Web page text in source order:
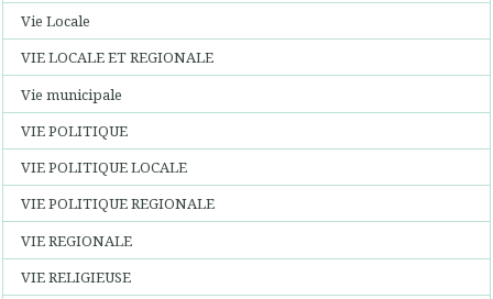
Vie Locale
VIE LOCALE ET REGIONALE
Vie municipale
VIE POLITIQUE
VIE POLITIQUE LOCALE
VIE POLITIQUE REGIONALE
VIE REGIONALE
VIE RELIGIEUSE